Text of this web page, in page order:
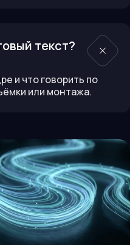
текст?
и что говорить по
или монтажа.